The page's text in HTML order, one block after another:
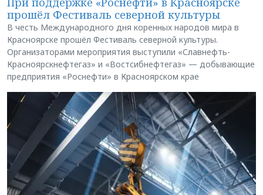
прошёл Фестиваль северной культуры
В честь Международного дня коренных народов мира в
Красноярске прошёл Фестиваль северной культуры.
Организаторами мероприятия выступили «Славнефть-
Красноярскнефтегаз» и «Востсибнефтегаз» — добывающие
предприятия «Роснефти» в Красноярском крае